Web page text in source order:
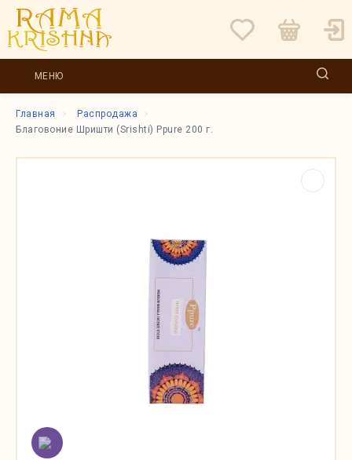
МЕНЮ
Главная
Распродажа
Благовоние Шришти (Srishti) Ppure 200 г.